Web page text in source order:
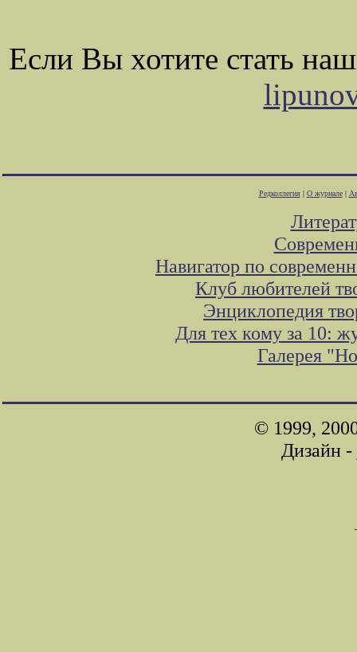
Если Вы хотите стать
Редколлегия| О журнале|
Навигатор по
Клуб любителей
Энциклопедия
Для тех кому за 10:
Галерея
© 1999,
Дизайн -